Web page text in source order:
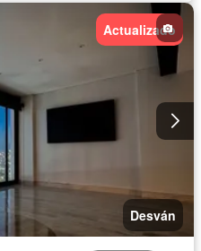
Actualizado
Desván